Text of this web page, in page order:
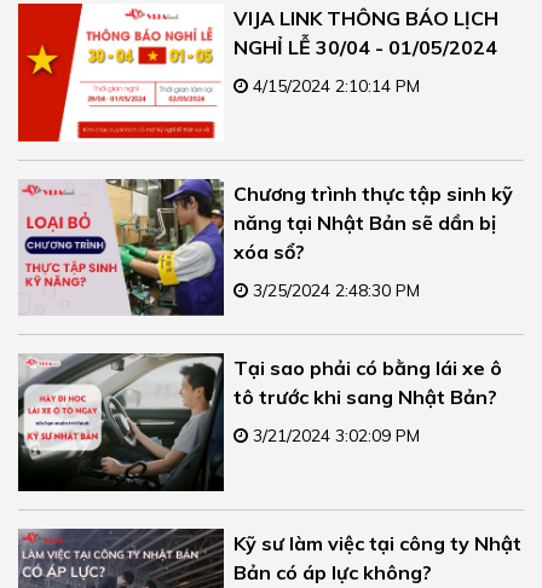
VIJA LINK THÔNG BÁO LỊCH
NGHỈ LỄ 30/04 - 01/05/2024
4/15/2024 2:10:14 PM
Chương trình thực tập sinh kỹ
năng tại Nhật Bản sẽ dần bị
xóa sổ?
3/25/2024 2:48:30 PM
Tại sao phải có bằng lái xe ô
tô trước khi sang Nhật Bản?
3/21/2024 3:02:09 PM
Kỹ sư làm việc tại công ty Nhật
Bản có áp lực không?